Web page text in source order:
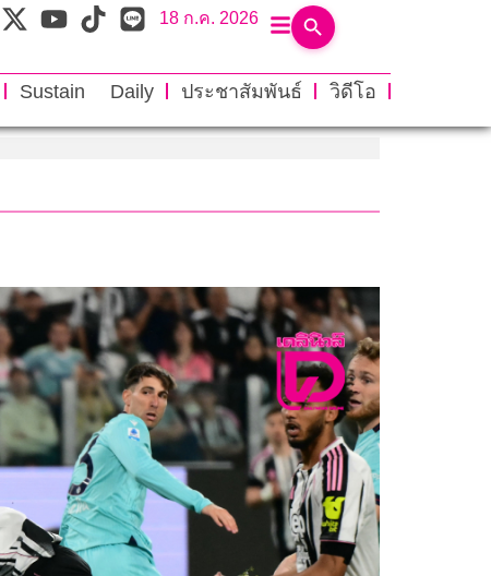
18 ก.ค. 2026
Sustain Daily ประชาสัมพันธ์
วิดีโอ